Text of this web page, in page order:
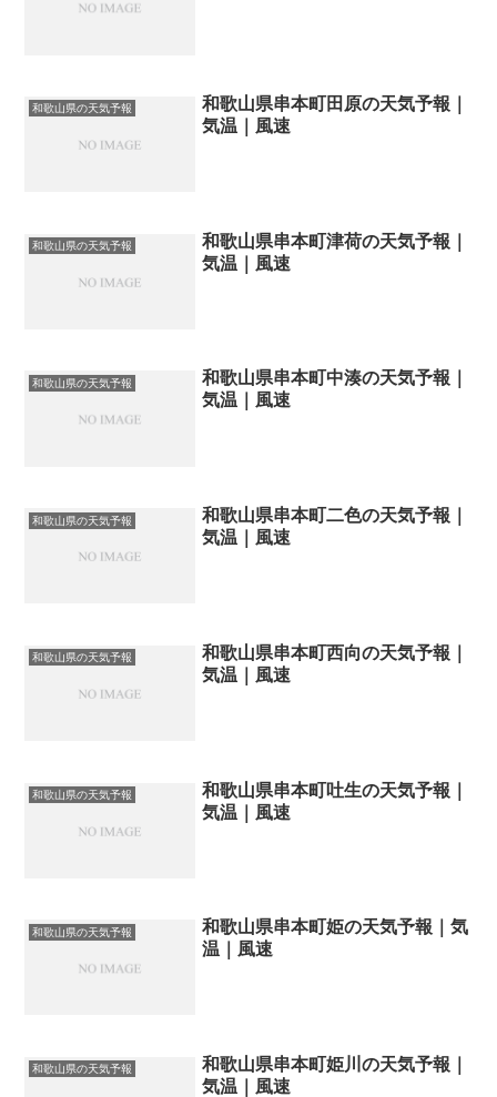
和歌山県の天気予報
和歌山県串本町田原の天気予報｜
気温｜風速
和歌山県の天気予報
和歌山県串本町津荷の天気予報｜
気温｜風速
和歌山県の天気予報
和歌山県串本町中湊の天気予報｜
気温｜風速
和歌山県の天気予報
和歌山県串本町二色の天気予報｜
気温｜風速
和歌山県の天気予報
和歌山県串本町西向の天気予報｜
気温｜風速
和歌山県の天気予報
和歌山県串本町吐生の天気予報｜
気温｜風速
和歌山県の天気予報
和歌山県串本町姫の天気予報｜気
温｜風速
和歌山県の天気予報
和歌山県串本町姫川の天気予報｜
気温｜風速